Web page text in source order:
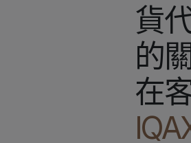
貨
的
在